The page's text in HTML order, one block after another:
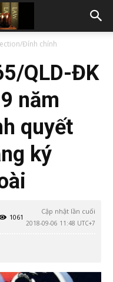
Đính chính
QLD-ĐK
năm
quyết
ký
Cập nhật lần cuối
2018-09-06 11:48 UTC+7
1061